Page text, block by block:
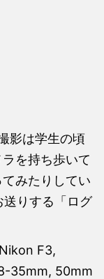
影は学生の頃
を持ち歩いて
みたりしてい
りする「ログ
F3,
35mm, 50mm